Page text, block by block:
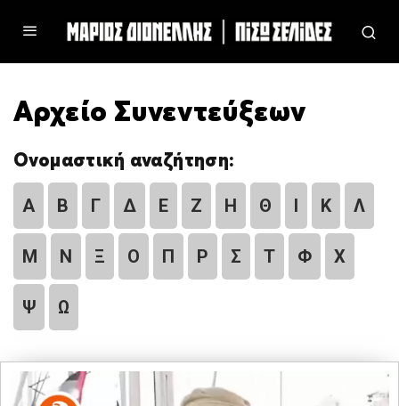
Αρχείο Συνεντεύξεων
Ονομαστική αναζήτηση:
Α Β Γ Δ Ε Ζ Η Θ Ι Κ Λ
Μ Ν Ξ Ο Π Ρ Σ Τ Φ Χ
Ψ Ω